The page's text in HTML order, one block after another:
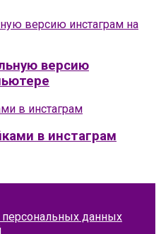
версию
в инстаграм
персональных данных